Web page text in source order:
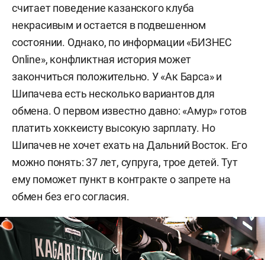
считает поведение казанского клуба
некрасивым и остается в подвешенном
состоянии. Однако, по информации «БИЗНЕС
Online», конфликтная история может
закончиться положительно. У «Ак Барса» и
Шипачева есть несколько вариантов для
обмена. О первом известно давно: «Амур» готов
платить хоккеисту высокую зарплату. Но
Шипачев не хочет ехать на Дальний Восток. Его
можно понять: 37 лет, супруга, трое детей. Тут
ему поможет пункт в контракте о запрете на
обмен без его согласия.